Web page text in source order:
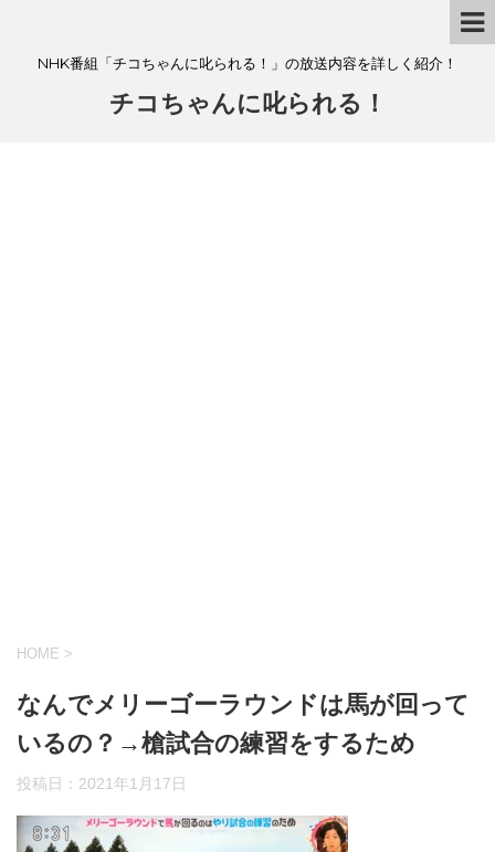
NHK番組「チコちゃんに叱られる！」の放送内容を詳しく紹介！
チコちゃんに叱られる！
HOME >
なんでメリーゴーラウンドは馬が回って
いるの？→槍試合の練習をするため
投稿日： 2021年1月17日